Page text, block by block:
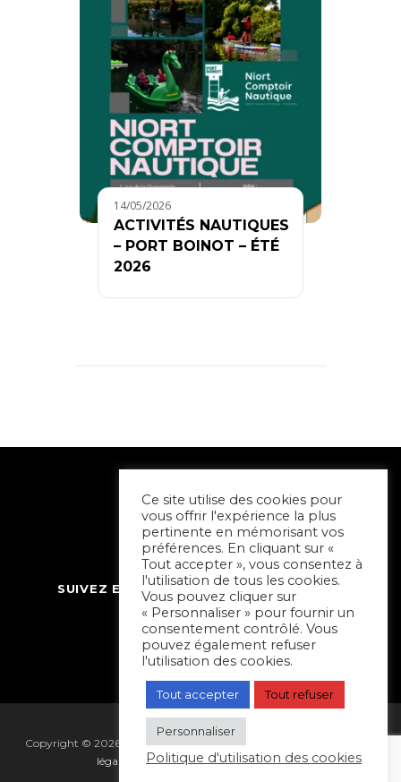
14/05/2026
ACTIVITÉS NAUTIQUES
– PORT BOINOT – ÉTÉ
2026
SUIVEZ ET CONTACTEZ SORTIR À NIORT
Copyright © 2026 Sortir à Niort | réalisé par
légales
Gestion des cookies|Plan du site
Ce site utilise des cookies pour
vous offrir l'expérience la plus
pertinente en mémorisant vos
préférences. En cliquant sur «
Tout accepter », vous consentez à
l'utilisation de tous les cookies.
Vous pouvez cliquer sur
« Personnaliser » pour fournir un
consentement contrôlé. Vous
pouvez également refuser
l'utilisation des cookies.
Tout accepter Tout refuser
Personnaliser
Politique d'utilisation des cookies